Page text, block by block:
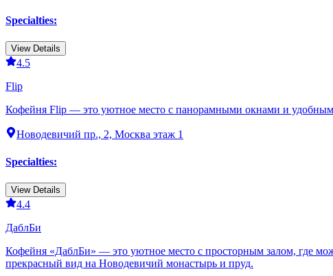
Specialties:
View Details
4.5
Flip
Кофейня Flip — это уютное место с панорамными окнами и
Новодевичий пр., 2, Москва этаж 1
Specialties:
View Details
4.4
ДаблБи
Кофейня «ДаблБи» — это уютное место с просторным залом, где
прекрасный вид на Новодевичий монастырь и пруд.